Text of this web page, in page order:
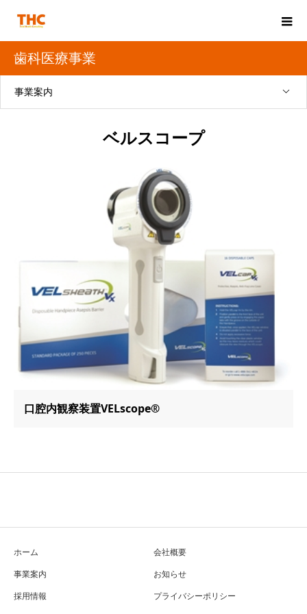
歯科医療事業
事業案内
ベルスコープ
口腔内観察装置VELscope®
ホーム
会社概要
事業案内
お知らせ
採用情報
プライバシーポリシー